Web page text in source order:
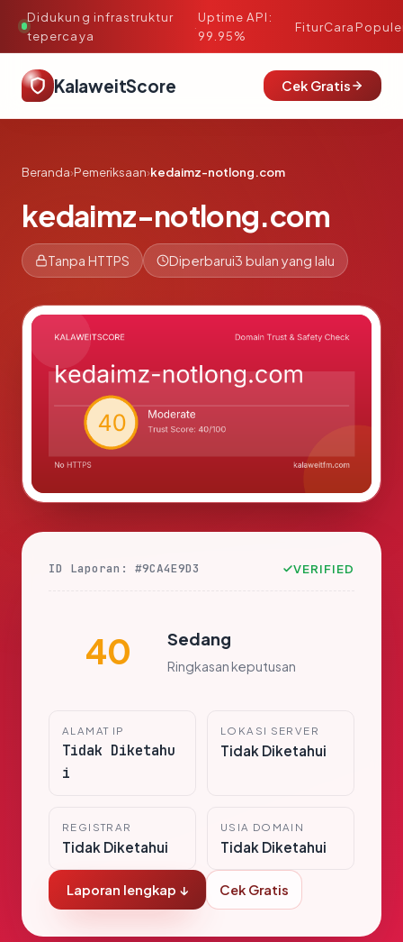
Didukung infrastruktur
tepercaya
·
Uptime API:
99.95%
FiturCara
KalaweitScore Cek Gratis
Beranda›Pemeriksaan›kedaimz-notlong.com
kedaimz-notlong.com
Tanpa HTTPS Diperbarui3 bulan yang lalu
ID Laporan: #9CA4E9D3 VERIFIED
40 Sedang
Ringkasan keputusan
ALAMAT IP
Tidak Diketahu
i
LOKASI SERVER
Tidak Diketahui
REGISTRAR
Tidak Diketahui
USIA DOMAIN
Tidak Diketahui
Laporan lengkap ↓ Cek Gratis